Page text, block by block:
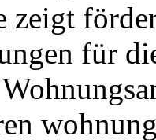
zeigt
für